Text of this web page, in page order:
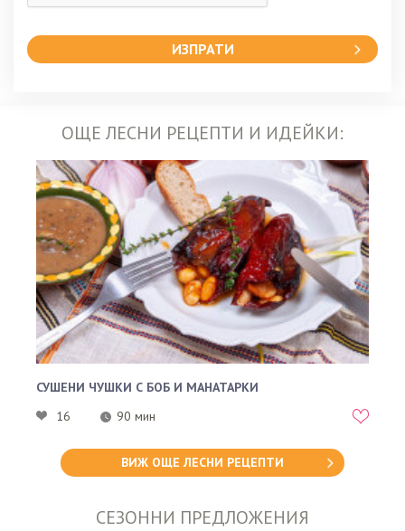
ИЗПРАТИ
ОЩЕ ЛЕСНИ РЕЦЕПТИ И ИДЕЙКИ:
СУШЕНИ ЧУШКИ С БОБ И МАНАТАРКИ
16
90 мин
ВИЖ ОЩЕ ЛЕСНИ РЕЦЕПТИ
СЕЗОННИ ПРЕДЛОЖЕНИЯ